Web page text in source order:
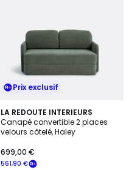
Prix exclusif
LA REDOUTE INTERIEURS
Canapé convertible 2 places
velours côtelé, Haley
561,90 €
699,00 €
5
/
5
2
Couleurs